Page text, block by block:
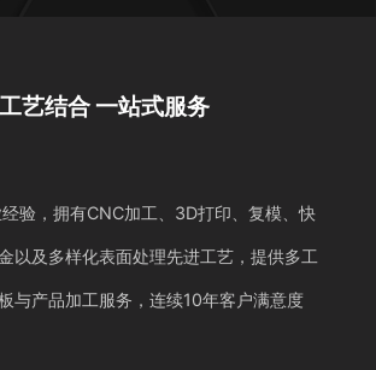
艺结合 一站式服务
验，拥有CNC加工、3D打印、复模、快
以及多样化表面处理先进工艺，提供多工
与产品加工服务，连续10年客户满意度